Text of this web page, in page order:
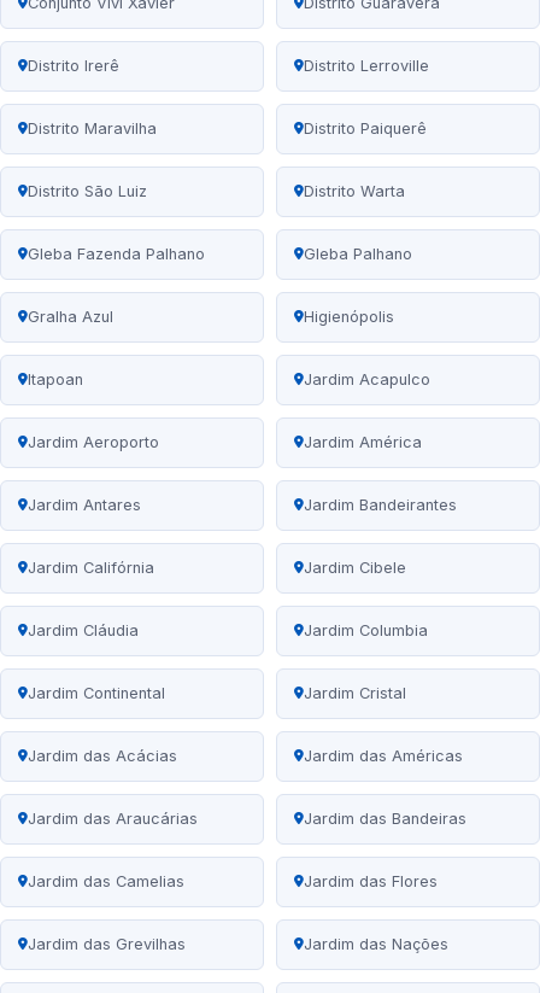
Distrito Irerê Distrito Lerroville
Distrito Maravilha Distrito Paiquerê
Distrito São Luiz Distrito Warta
Gleba Fazenda Palhano Gleba Palhano
Gralha Azul Higienópolis
Itapoan Jardim Acapulco
Jardim Aeroporto Jardim América
Jardim Antares Jardim Bandeirantes
Jardim Califórnia Jardim Cibele
Jardim Cláudia Jardim Columbia
Jardim Continental Jardim Cristal
Jardim das Acácias Jardim das Américas
Jardim das Araucárias Jardim das Bandeiras
Jardim das Camelias Jardim das Flores
Jardim das Grevilhas Jardim das Nações